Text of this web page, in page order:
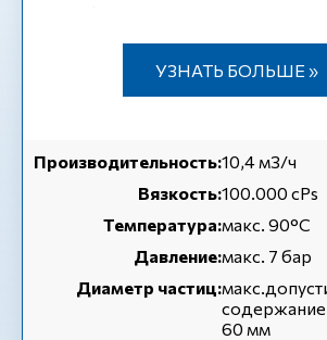
УЗНАТЬ БОЛЬШЕ »
Производительность:10,4 м3/ч
Вязкость:100.000 cPs
Температура:макс. 90°C
Давление:макс. 7 бар
Диаметр частиц:
60 мм